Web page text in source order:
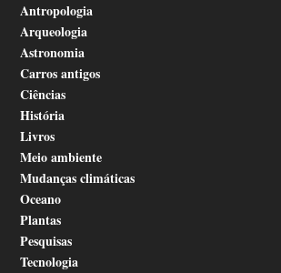
Antropologia
Arqueologia
Astronomia
Carros antigos
Ciências
História
Livros
Meio ambiente
Mudanças climáticas
Oceano
Plantas
Pesquisas
Tecnologia